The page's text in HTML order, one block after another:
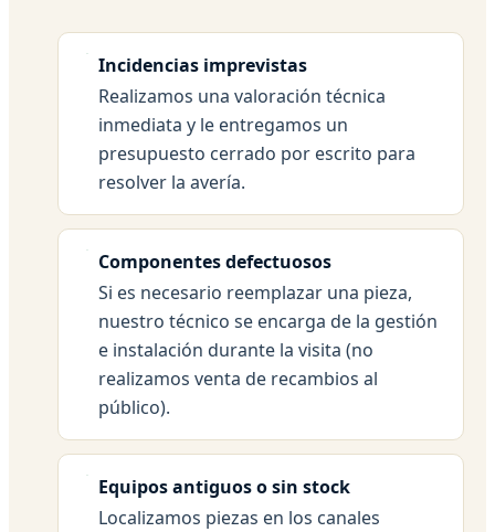
Incidencias imprevistas
Realizamos una valoración técnica
inmediata y le entregamos un
presupuesto cerrado por escrito para
resolver la avería.
Componentes defectuosos
Si es necesario reemplazar una pieza,
nuestro técnico se encarga de la gestión
e instalación durante la visita (no
realizamos venta de recambios al
público).
Equipos antiguos o sin stock
Localizamos piezas en los canales